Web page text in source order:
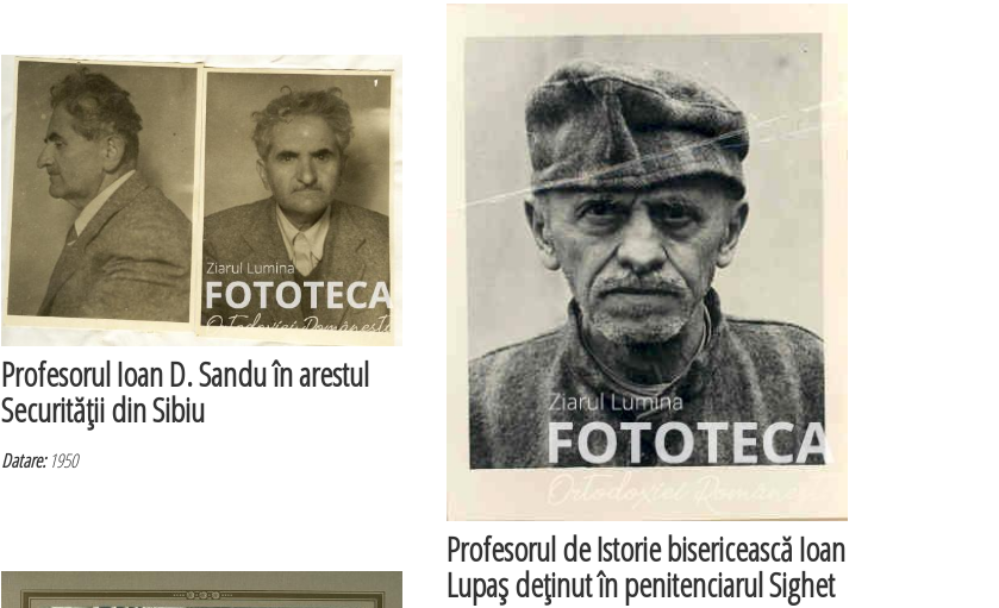
Profesorul de Istorie bisericească Ioan
Lupaş deţinut în penitenciarul Sighet
Profesorul Ioan D. Sandu în arestul
Securităţii din Sibiu
Datare:1950